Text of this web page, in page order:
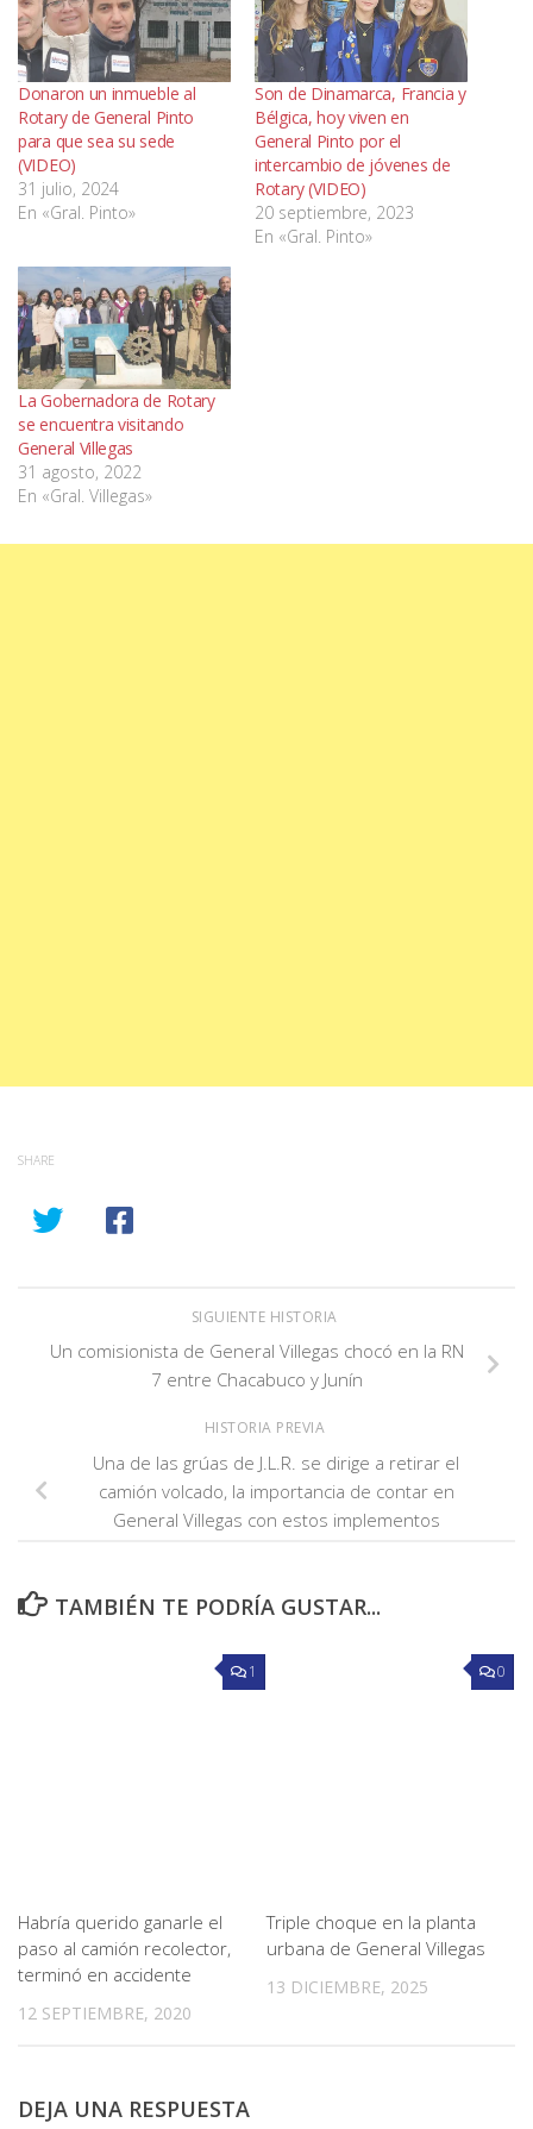
Donaron un inmueble al
Rotary de General Pinto
para que sea su sede
(VIDEO)
31 julio, 2024
En «Gral. Pinto»
Son de Dinamarca, Francia y
Bélgica, hoy viven en
General Pinto por el
intercambio de jóvenes de
Rotary (VIDEO)
20 septiembre, 2023
En «Gral. Pinto»
La Gobernadora de Rotary
se encuentra visitando
General Villegas
31 agosto, 2022
En «Gral. Villegas»
SHARE
SIGUIENTE HISTORIA
Un comisionista de General Villegas chocó en la RN
7 entre Chacabuco y Junín
HISTORIA PREVIA
Una de las grúas de J.L.R. se dirige a retirar el
camión volcado, la importancia de contar en
General Villegas con estos implementos
TAMBIÉN TE PODRÍA GUSTAR...
1
Habría querido ganarle el
paso al camión recolector,
terminó en accidente
12 SEPTIEMBRE, 2020
0
Triple choque en la planta
urbana de General Villegas
13 DICIEMBRE, 2025
DEJA UNA RESPUESTA